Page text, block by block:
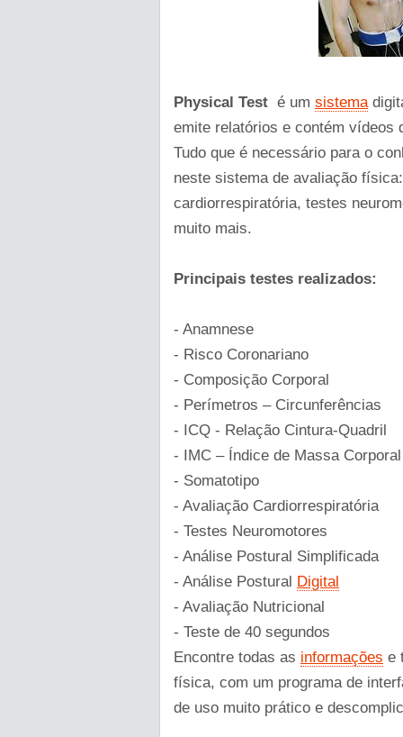
Physical Test é um sistema
emite relatórios e contém vídeos
Tudo que é necessário para o
neste sistema de avaliação
cardiorrespiratória, testes
muito mais.
Principais testes realizados:
- Anamnese
- Risco Coronariano
- Composição Corporal
- Perímetros – Circunferências
- ICQ - Relação Cintura-Quadril
- IMC – Índice de Massa Corporal
- Somatotipo
- Avaliação Cardiorrespiratória
- Testes Neuromotores
- Análise Postural Simplificada
- Análise Postural Digital
- Avaliação Nutricional
- Teste de 40 segundos
Encontre todas as informações e
física, com um programa de
de uso muito prático e